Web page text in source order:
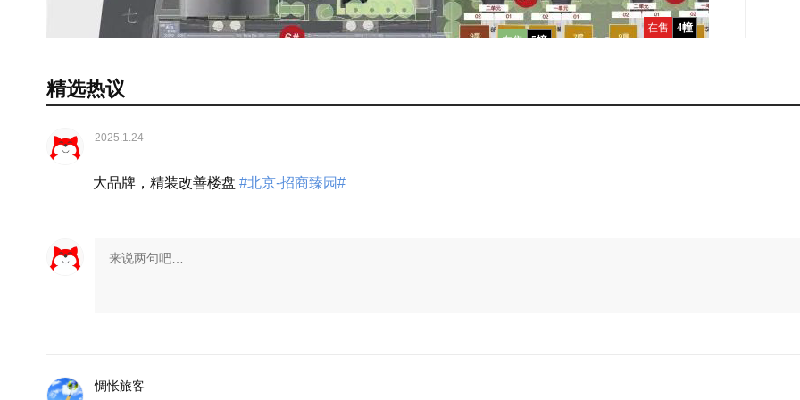
在售 4幢
在售 5幢
精选热议
2025.1.24
大品牌，精装改善楼盘 #北京-招商臻园#
惆怅旅客